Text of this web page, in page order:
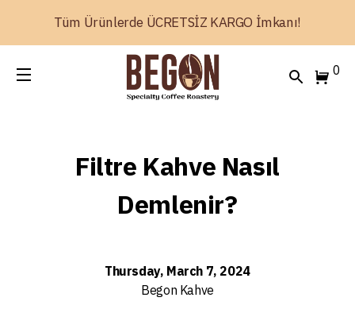
Tüm Ürünlerde ÜCRETSİZ KARGO İmkanı!
0
Filtre Kahve Nasıl
Demlenir?
Thursday, March 7, 2024
Begon Kahve